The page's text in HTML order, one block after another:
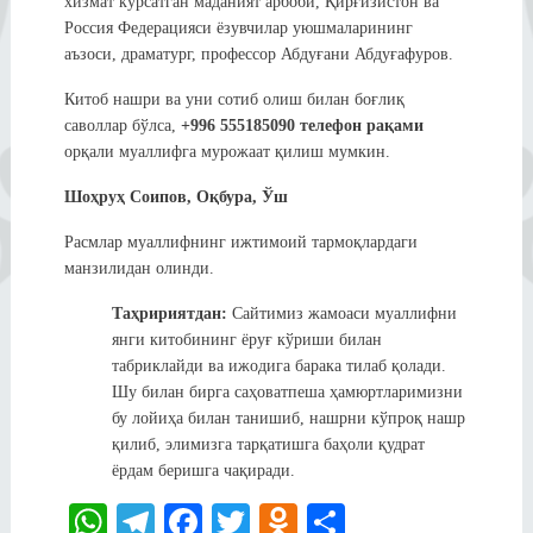
Россия Федерацияси ёзувчилар уюшмаларининг
аъзоси, драматург, профессор Абдуғани Абдуғафуров.
Китоб нашри ва уни сотиб олиш билан боғлиқ
саволлар бўлса, +996 555185090 телефон рақами
орқали муаллифга мурожаат қилиш мумкин.
Шоҳруҳ Соипов, Оқбура, Ўш
Расмлар муаллифнинг ижтимоий тармоқлардаги
манзилидан олинди.
Таҳририятдан: Сайтимиз жамоаси муаллифни
янги китобининг ёруғ кўриши билан
табриклайди ва ижодига барака тилаб қолади.
Шу билан бирга саҳоватпеша ҳамюртларимизни
бу лойиҳа билан танишиб, нашрни кўпроқ нашр
қилиб, элимизга тарқатишга баҳоли қудрат
ёрдам беришга чақиради.
W
Te Fa
T
O